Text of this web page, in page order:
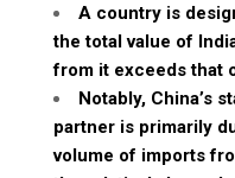
A country is
the total value of
from it exceeds that
Notably, China’s
partner is primarily
volume of imports